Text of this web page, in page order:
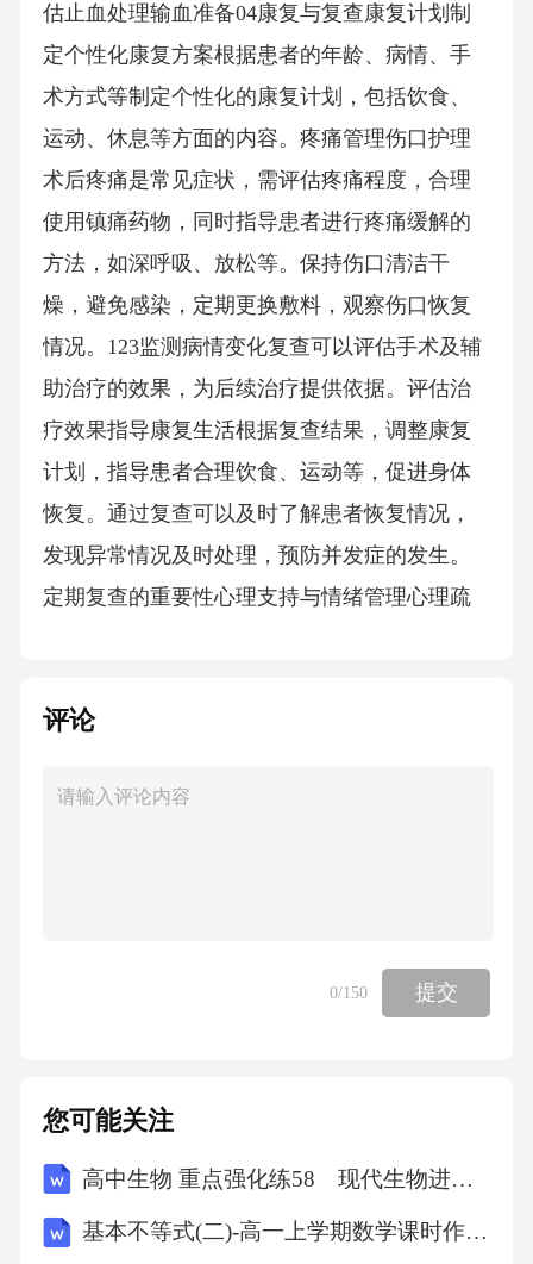
估止血处理输血准备04康复与复查康复计划制
定个性化康复方案根据患者的年龄、病情、手
术方式等制定个性化的康复计划，包括饮食、
运动、休息等方面的内容。疼痛管理伤口护理
术后疼痛是常见症状，需评估疼痛程度，合理
使用镇痛药物，同时指导患者进行疼痛缓解的
方法，如深呼吸、放松等。保持伤口清洁干
燥，避免感染，定期更换敷料，观察伤口恢复
情况。123监测病情变化复查可以评估手术及辅
助治疗的效果，为后续治疗提供依据。评估治
疗效果指导康复生活根据复查结果，调整康复
计划，指导患者合理饮食、运动等，促进身体
恢复。通过复查可以及时了解患者恢复情况，
发现异常情况及时处理，预防并发症的发生。
定期复查的重要性心理支持与情绪管理心理疏
者心理压力。家庭支持鼓励患者与家人沟通，
情绪调节指导患者进行情绪调节，保持乐观心
化的疼痛管理方案。药物镇痛术后给予患者按
时、按量服用止痛药，并观察药物效果和副作
者疼痛带来的心理负担，及时给予心理疏导和
安慰。案例一：术后疼痛管理成功经验案例
二：并发症预防与处理实例预防感染术后保持
评论
0/150 提交
您可能关注
高中生物 重点强化练58 现代生物进化理论的内容
基本不等式(二)-高一上学期数学课时作业人教版A版（含解析）